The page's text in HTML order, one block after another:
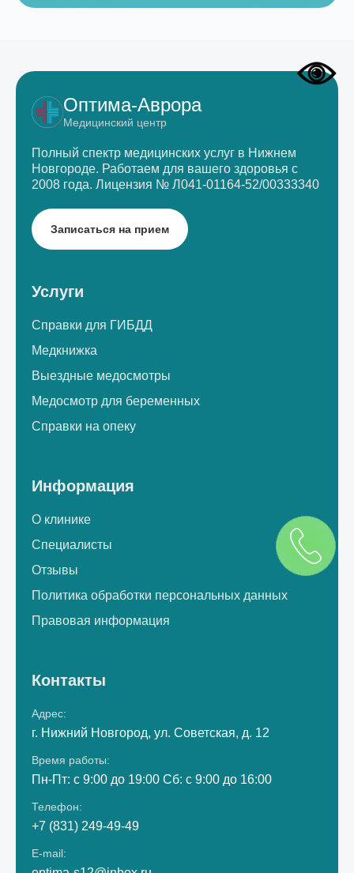
Оптима-Аврора
Медицинский центр
Полный спектр медицинских услуг в Нижнем
Новгороде. Работаем для вашего здоровья с
2008 года. Лицензия № Л041-01164-52/00333340
Записаться на прием
Услуги
Справки для ГИБДД
Медкнижка
Выездные медосмотры
Медосмотр для беременных
Справки на опеку
Информация
О клинике
Специалисты
Отзывы
Политика обработки персональных данных
Правовая информация
Контакты
Адрес:
г. Нижний Новгород, ул. Советская, д. 12
Время работы:
Пн-Пт: с 9:00 до 19:00 Сб: с 9:00 до 16:00
Телефон:
+7 (831) 249-49-49
E-mail: